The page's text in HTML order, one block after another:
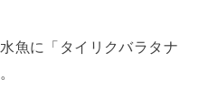
魚に「タイリクバラタナ